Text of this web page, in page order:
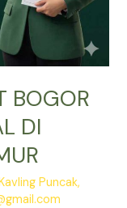
BOGOR
DI
Puncak,